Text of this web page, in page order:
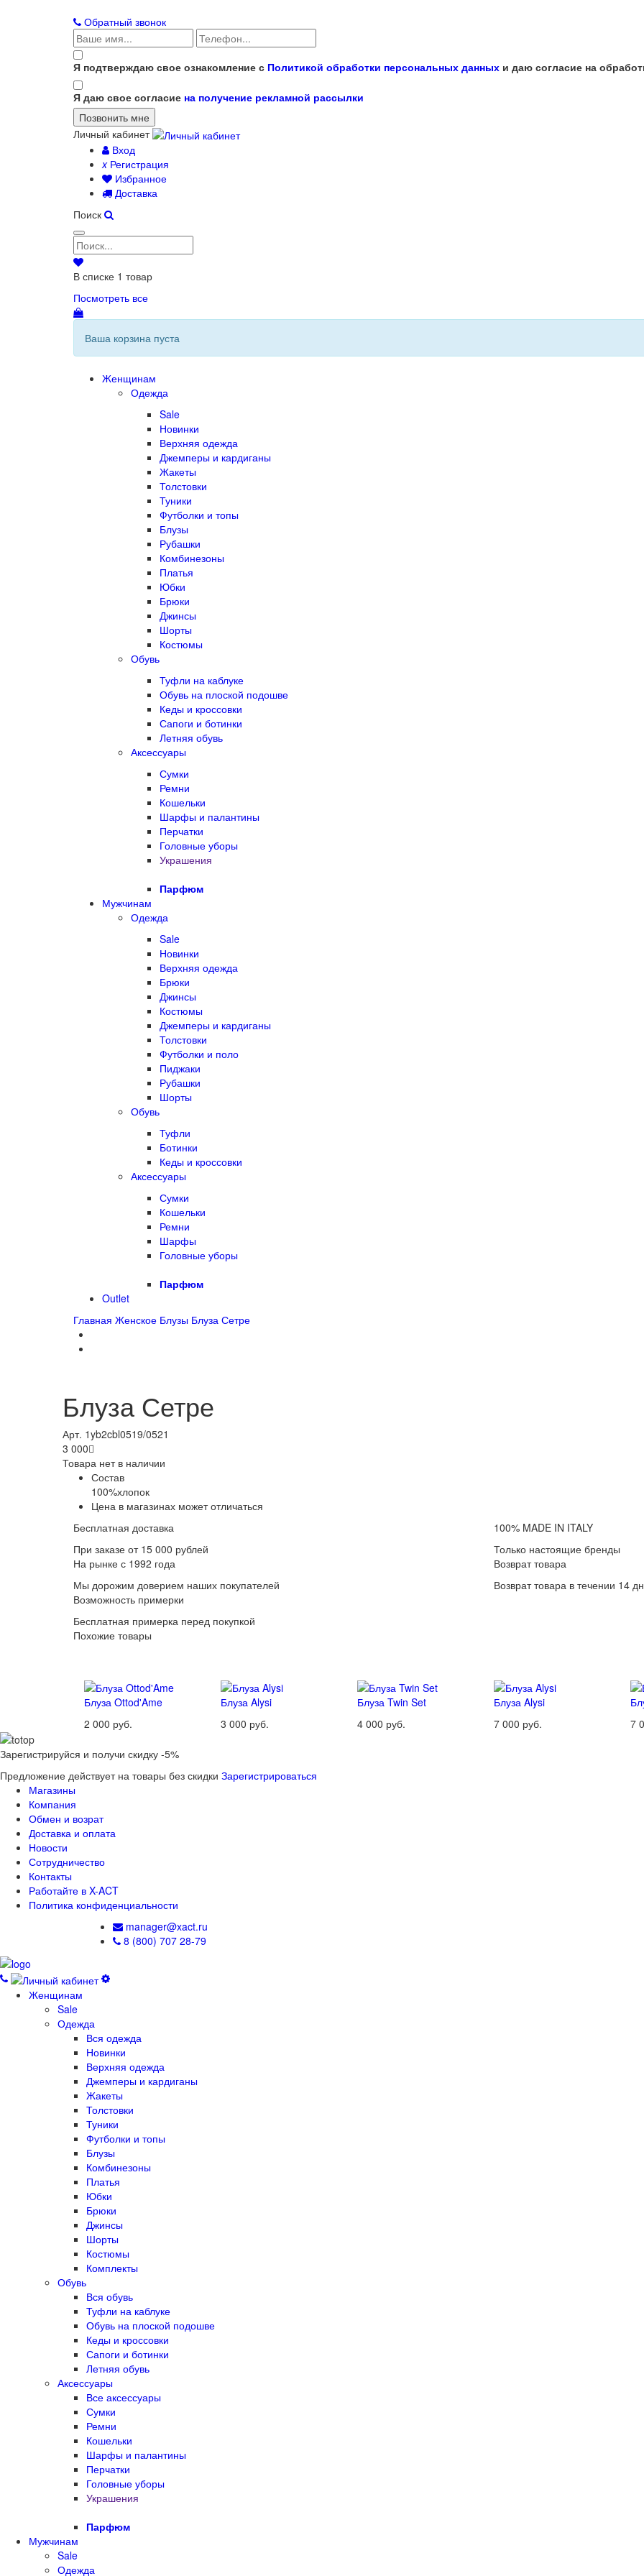
Обратный звонок
Я подтверждаю свое ознакомление с Политикой обработки персональных данных и даю согласие на
Я даю свое согласие на получение рекламной рассылки
Личный кабинет
Вход
xРегистрация
Избранное
Доставка
Поиск
В списке 1 товар
Посмотреть все
Ваша корзина пуста
Женщинам
Одежда
Sale
Новинки
Верхняя одежда
Джемперы и кардиганы
Жакеты
Толстовки
Туники
Футболки и топы
Блузы
Рубашки
Комбинезоны
Платья
Юбки
Брюки
Джинсы
Шорты
Костюмы
Обувь
Туфли на каблуке
Обувь на плоской подошве
Кеды и кроссовки
Сапоги и ботинки
Летняя обувь
Аксессуары
Сумки
Ремни
Кошельки
Шарфы и палантины
Перчатки
Головные уборы
Украшения
Парфюм
Мужчинам
Одежда
Sale
Новинки
Верхняя одежда
Брюки
Джинсы
Костюмы
Джемперы и кардиганы
Толстовки
Футболки и поло
Пиджаки
Рубашки
Шорты
Обувь
Туфли
Ботинки
Кеды и кроссовки
Аксессуары
Сумки
Кошельки
Ремни
Шарфы
Головные уборы
Парфюм
Outlet
Главная Женское Блузы Блуза Сетре
Блуза Сетре
Арт. 1yb2cbl0519/0521
3 000
Товара нет в наличии
Состав
100%хлопок
Цена в магазинах может отличаться
Бесплатная доставка
При заказе от 15 000 рублей
100% MADE IN ITALY
Только настоящие бренды
На рынке с 1992 года
Мы дорожим доверием наших покупателей
Возврат товара
Возврат товара в течении 14
Возможность примерки
Бесплатная примерка перед покупкой
Похожие товары
Блуза Ottod'Ame
2 000 руб.
Блуза Alysi
3 000 руб.
Блуза Twin Set
4 000 руб.
Блуза Alysi
7 000 руб.
7
Зарегистрируйся и получи скидку -5%
Предложение действует на товары без скидки Зарегистрироваться
Магазины
Компания
Обмен и возрат
Доставка и оплата
Новости
Сотрудничество
Контакты
Работайте в X-ACT
Политика конфиденциальности
manager@xact.ru
8 (800) 707 28-79
Женщинам
Sale
Одежда
Вся одежда
Новинки
Верхняя одежда
Джемперы и кардиганы
Жакеты
Толстовки
Туники
Футболки и топы
Блузы
Комбинезоны
Платья
Юбки
Брюки
Джинсы
Шорты
Костюмы
Комплекты
Обувь
Вся обувь
Туфли на каблуке
Обувь на плоской подошве
Кеды и кроссовки
Сапоги и ботинки
Летняя обувь
Аксессуары
Все аксессуары
Сумки
Ремни
Кошельки
Шарфы и палантины
Перчатки
Головные уборы
Украшения
Парфюм
Мужчинам
Sale
Одежда